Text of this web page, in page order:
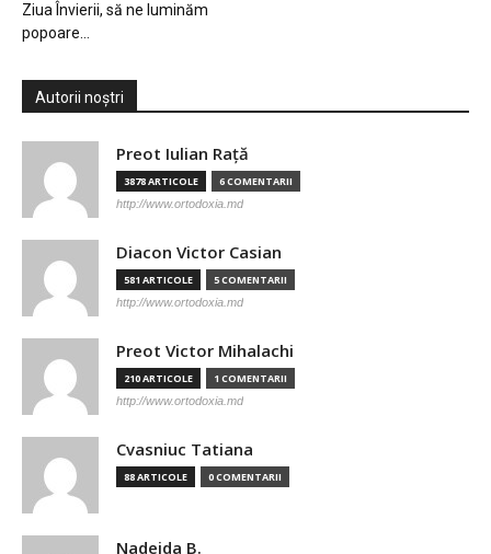
Ziua Învierii, să ne luminăm
popoare…
Autorii noștri
Preot Iulian Raţă
3878 ARTICOLE 6 COMENTARII
http://www.ortodoxia.md
Diacon Victor Casian
581 ARTICOLE 5 COMENTARII
http://www.ortodoxia.md
Preot Victor Mihalachi
210 ARTICOLE 1 COMENTARII
http://www.ortodoxia.md
Cvasniuc Tatiana
88 ARTICOLE 0 COMENTARII
Nadejda B.